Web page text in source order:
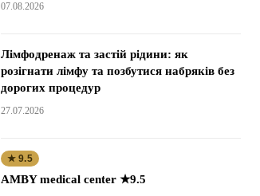
07.08.2026
Лімфодренаж та застій рідини: як
розігнати лімфу та позбутися набряків без
дорогих процедур
27.07.2026
★ 9.5
AMBY medical center ★9.5